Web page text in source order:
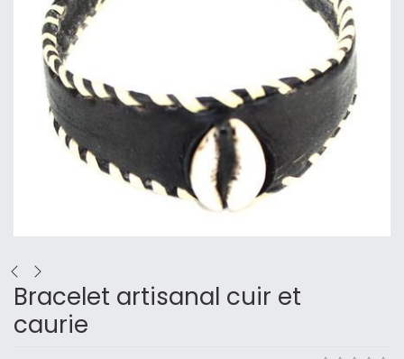
Bracelet artisanal cuir et
caurie